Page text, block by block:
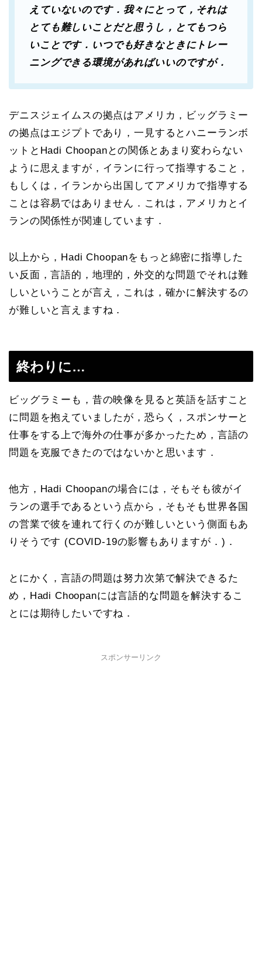
えていないのです．我々にとって，それは
とても難しいことだと思うし，とてもつら
いことです．いつでも好きなときにトレー
ニングできる環境があればいいのですが．
デニスジェイムスの拠点はアメリカ，ビッグラミー
の拠点はエジプトであり，一見するとハニーランボ
ットとHadi Choopanとの関係とあまり変わらない
ように思えますが，イランに行って指導すること，
もしくは，イランから出国してアメリカで指導する
ことは容易ではありません．これは，アメリカとイ
ランの関係性が関連しています．
以上から，Hadi Choopanをもっと綿密に指導した
い反面，言語的，地理的，外交的な問題でそれは難
しいということが言え，これは，確かに解決するの
が難しいと言えますね．
終わりに…
ビッグラミーも，昔の映像を見ると英語を話すこと
に問題を抱えていましたが，恐らく，スポンサーと
仕事をする上で海外の仕事が多かったため，言語の
問題を克服できたのではないかと思います．
他方，Hadi Choopanの場合には，そもそも彼がイ
ランの選手であるという点から，そもそも世界各国
の営業で彼を連れて行くのが難しいという側面もあ
りそうです (COVID-19の影響もありますが．)．
とにかく，言語の問題は努力次第で解決できるた
め，Hadi Choopanには言語的な問題を解決するこ
とには期待したいですね．
スポンサーリンク